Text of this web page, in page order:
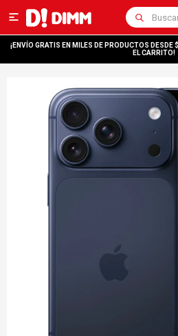

¡ENVÍO GRATIS EN MILES DE PRODUCTOS
EL CARRITO!